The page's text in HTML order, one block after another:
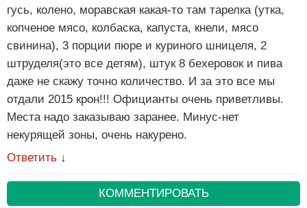
гусь, колено, моравская какая-то там тарелка (утка,
копченое мясо, колбаска, капуста, кнели, мясо
свинина), 3 порции пюре и куриного шницеля, 2
штруделя(это все детям), штук 8 бехеровок и пива
даже не скажу точно количество. И за это все мы
отдали 2015 крон!!! Официанты очень приветливы.
Места надо заказываю заранее. Минус-нет
некурящей зоны, очень накурено.
Ответить ↓
КОММЕНТИРОВАТЬ